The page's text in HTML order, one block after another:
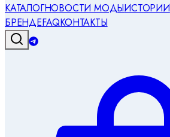
КАТАЛОГНОВОСТИ МОДЫИСТОРИИ
БРЕНДЕFAQКОНТАКТЫ